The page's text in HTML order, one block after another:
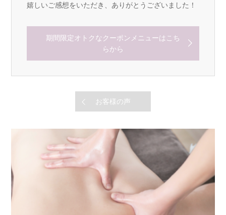
嬉しいご感想をいただき、ありがとうございました！
期間限定オトクなクーポンメニューはこち
らから
お客様の声